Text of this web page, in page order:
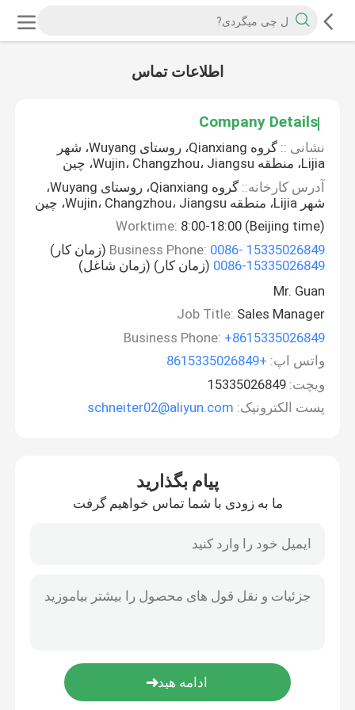
اطلاعات تماس
Company Details
نشانی ::
گروه Qianxiang، روستای Wuyang، شهر
Lijia، منطقه Wujin، Changzhou، Jiangsu، چین
آدرس کارخانه::
گروه Qianxiang، روستای Wuyang،
شهر Lijia، منطقه Wujin، Changzhou، Jiangsu، چین
Worktime: 8:00-18:00 (Beijing time)
Business Phone: 0086- 15335026849
(زمان کار)
0086-15335026849 (زمان کار) (زمان شاغل)
Mr. Guan
Job Title: Sales Manager
Business Phone: +8615335026849
واتس اپ: +8615335026849
ویچت: 15335026849
پست الکترونیک: schneiter02@aliyun.com
پیام بگذارید
ما به زودی با شما تماس خواهیم گرفت